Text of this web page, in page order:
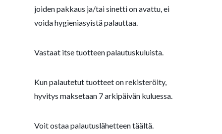
joiden pakkaus ja/tai sinetti on avattu, ei
voida hygieniasyistä palauttaa.
Vastaat itse tuotteen palautuskuluista.
Kun palautetut tuotteet on rekisteröity,
hyvitys maksetaan 7 arkipäivän kuluessa.
Voit ostaa palautuslähetteentäältä.